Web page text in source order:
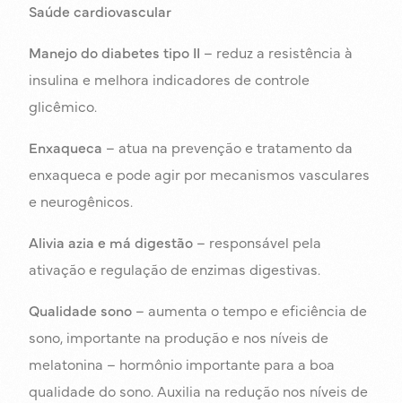
Saúde cardiovascular
Manejo do diabetes tipo II – reduz a resistência à
insulina e melhora indicadores de controle
glicêmico.
Enxaqueca – atua na prevenção e tratamento da
enxaqueca e pode agir por mecanismos vasculares
e neurogênicos.
Alivia azia e má digestão – responsável pela
ativação e regulação de enzimas digestivas.
Qualidade sono – aumenta o tempo e eficiência de
sono, importante na produção e nos níveis de
melatonina – hormônio importante para a boa
qualidade do sono. Auxilia na redução nos níveis de